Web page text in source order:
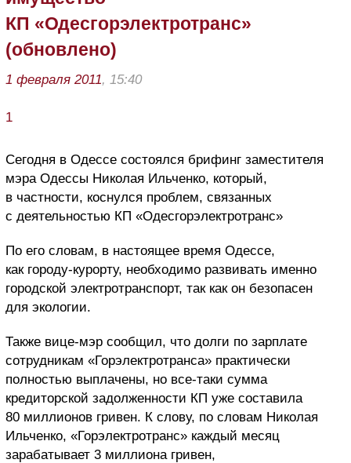
КП «Одесгорэлектротранс»
(обновлено)
1 февраля 2011, 15:40
1
Сегодня в Одессе состоялся брифинг заместителя
мэра Одессы Николая Ильченко, который,
в частности, коснулся проблем, связанных
с деятельностью КП «Одесгорэлектротранс»
По его словам, в настоящее время Одессе,
как городу-курорту, необходимо развивать именно
городской электротранспорт, так как он безопасен
для экологии.
Также вице-мэр сообщил, что долги по зарплате
сотрудникам «Горэлектротранса» практически
полностью выплачены, но все-таки сумма
кредиторской задолженности КП уже составила
80 миллионов гривен. К слову, по словам Николая
Ильченко, «Горэлектротранс» каждый месяц
зарабатывает 3 миллиона гривен,